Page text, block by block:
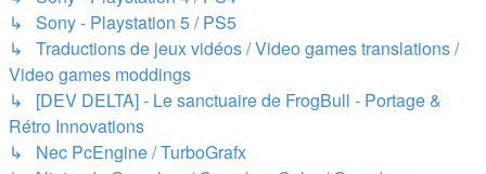
↳ Sony - Playstation 5 / PS5
↳ Traductions de jeux vidéos / Video games translations /
Video games moddings
↳ [DEV DELTA] - Le sanctuaire de FrogBull - Portage &
Rétro Innovations
↳ Nec PcEngine / TurboGrafx